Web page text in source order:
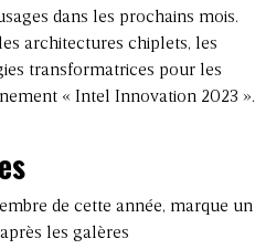
dans les prochains mois.
architectures chiplets, les
transformatrices pour les
« Intel Innovation 2023 ».
de cette année, marque un
les galères